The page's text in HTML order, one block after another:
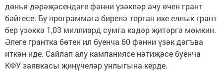
дөнья дәрәҗәсендәге фәнни үзәкләр ачу өчен грант
бәйгесе. Бу программага бирелә торган ике еллык грант
бер үзәккә 1,03 миллиард сумга кадәр җитәргә мөмкин.
Әлеге грантка бөтен ил буенча 60 фәнни үзәк дәгъва
иткән иде. Сайлап алу кампаниясе нәтиҗәсе буенча
КФУ заявкасы җиңүчеләр унлыгына керде.